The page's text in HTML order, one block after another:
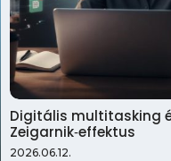
Digitális multitasking
Zeigarnik‑effektus
2026.06.12.